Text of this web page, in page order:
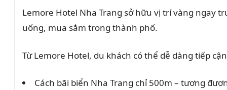
Lemore Hotel Nha Trang sở hữu vị trí vàng ngay
uống, mua sắm trong thành phố.
Từ Lemore Hotel, du khách có thể dễ dàng tiếp
Cách bãi biển Nha Trang chỉ 500m – tương